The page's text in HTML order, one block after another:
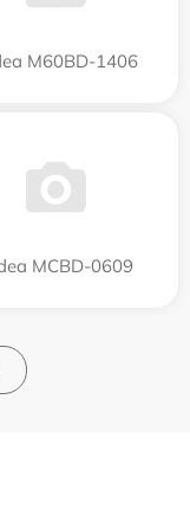
M60BD-1406
MCBD-0609